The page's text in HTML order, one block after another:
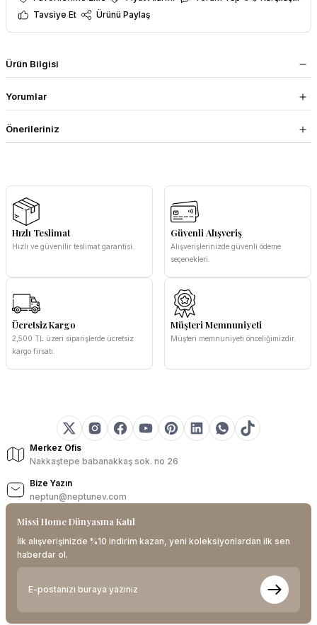
Tavsiye Et
Ürünü Paylaş
Ürün Bilgisi
Yorumlar
Önerileriniz
Hızlı Teslimat
Hızlı ve güvenilir teslimat garantisi.
Güvenli Alışveriş
Alışverişlerinizde güvenli ödeme
seçenekleri.
Ücretsiz Kargo
2,500 TL üzeri siparişlerde ücretsiz
kargo fırsatı.
Müşteri Memnuniyeti
Müşteri memnuniyeti önceliğimizdir.
Merkez Ofis
Nakkaştepe babanakkaş sok. no 26
Bize Yazın
neptun@neptunev.com
Missi Home Dünyasına Katıl
İlk alışverişinizde %10 indirim kazan, yeni koleksiyonlardan ilk sen
haberdar ol.